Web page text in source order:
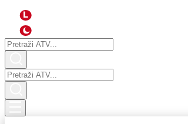
L